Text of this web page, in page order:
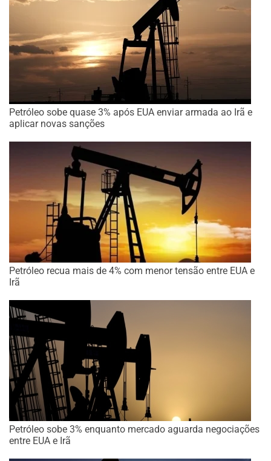
Petróleo sobe quase 3% após EUA enviar armada ao Irã e
aplicar novas sanções
Petróleo recua mais de 4% com menor tensão entre EUA e
Irã
Petróleo sobe 3% enquanto mercado aguarda negociações
entre EUA e Irã